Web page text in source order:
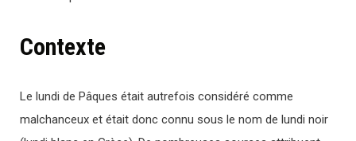
Contexte
Le lundi de Pâques était autrefois considéré comme
malchanceux et était donc connu sous le nom de lundi noir